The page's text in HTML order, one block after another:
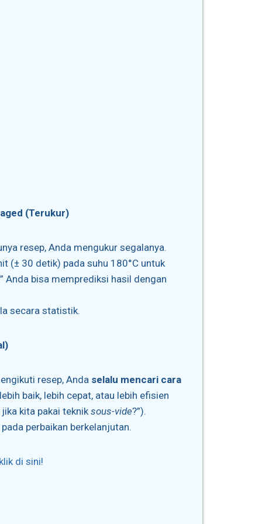
(Terukur)
resep, Anda mengukur segalanya.
(± 30 detik) pada suhu 180°C untuk
Anda bisa memprediksi hasil dengan
secara statistik.
resep, Anda selalu mencari cara
baik, lebih cepat, atau lebih efisien
kita pakai tekniksous-vide?”).
perbaikan berkelanjutan.
klik di sini!